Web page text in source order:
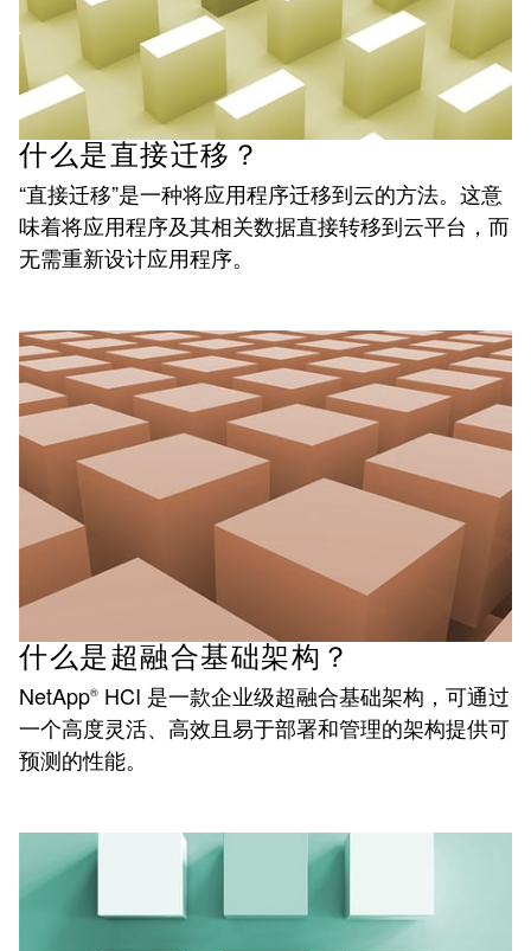
什么是直接迁移？
“直接迁移”是一种将应用程序迁移到云的方法。这意
味着将应用程序及其相关数据直接转移到云平台，而
无需重新设计应用程序。
什么是超融合基础架构？
NetApp® HCI 是一款企业级超融合基础架构，可通过
一个高度灵活、高效且易于部署和管理的架构提供可
预测的性能。